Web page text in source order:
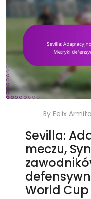
By Felix
Sevilla:
meczu,
World Cup